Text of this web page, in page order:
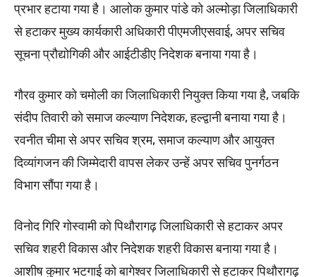
प्रभार हटाया गया है। आलोक कुमार पांडे को अल्मोड़ा जिलाधिकारी
से हटाकर मुख्य कार्यकारी अधिकारी पीएमजीएसवाई, अपर सचिव
सूचना प्रौद्योगिकी और आईटीडीए निदेशक बनाया गया है।
गौरव कुमार को चमोली का जिलाधिकारी नियुक्त किया गया है, जबकि
संदीप तिवारी को समाज कल्याण निदेशक, हल्द्वानी बनाया गया है।
रवनीत चीमा से अपर सचिव श्रम, समाज कल्याण और आयुक्त
दिव्यांगजन की जिम्मेदारी वापस लेकर उन्हें अपर सचिव पुनर्गठन
विभाग सौंपा गया है।
विनोद गिरि गोस्वामी को पिथौरागढ़ जिलाधिकारी से हटाकर अपर
सचिव शहरी विकास और निदेशक शहरी विकास बनाया गया है।
आशीष कुमार भटगाई को बागेश्वर जिलाधिकारी से हटाकर पिथौरागढ़